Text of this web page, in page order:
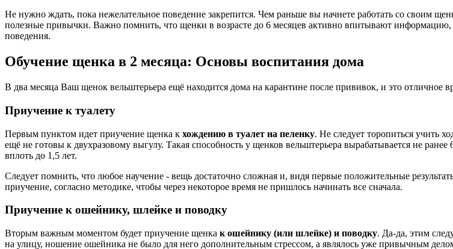
Не нужно ждать, пока нежелательное поведение закрепится. Чем раньше вы начнете работать со своим
полезные привычки. Важно помнить, что щенки в возрасте до 6 месяцев активно впитывают
поведения.
Обучение щенка в 2 месяца: Основы воспитания дома
В два месяца Ваш щенок вельштерьера ещё находится дома на карантине после прививок, и это отличное
Приучение к туалету
Первым пунктом идет приучение щенка к хождению в туалет на пеленку. Не следует торопиться учить
ещё не готовы к двухразовому выгулу. Такая способность у щенков вельштерьера вырабатывается не
вплоть до 1,5 лет.
Следует помнить, что любое научение - вещь достаточно сложная и, видя первые положительные
приучение, согласно методике, чтобы через некоторое время не пришлось начинать все сначала.
Приучение к ошейнику, шлейке и поводку
Вторым важным моментом будет приучение щенка к ошейнику (или шлейке) и поводку. Да-да, этим
на улицу, ношение ошейника не было для него дополнительным стрессом, а являлось уже привычным